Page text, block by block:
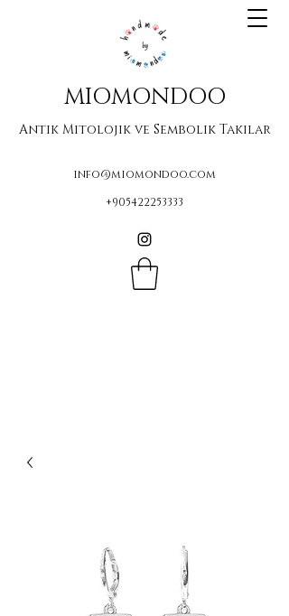
MIOMONDOO
Antik Mitolojik ve Sembolik Takılar
info@miomondoo.com
+905422253333